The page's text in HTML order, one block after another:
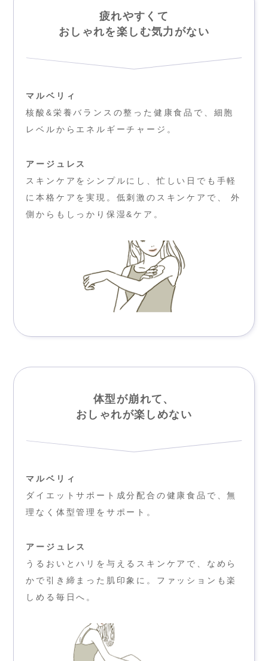
疲れやすくて
おしゃれを楽しむ気力がない
マルベリィ
核酸&栄養バランスの整った健康食品で、細胞
レベルからエネルギーチャージ。
アージュレス
スキンケアをシンプルにし、忙しい日でも手軽
に本格ケアを実現。低刺激のスキンケアで、 外
側からもしっかり保湿&ケア。
体型が崩れて、
おしゃれが楽しめない
マルベリィ
ダイエットサポート成分配合の健康食品で、無
理なく体型管理をサポート。
アージュレス
うるおいとハリを与えるスキンケアで、なめら
かで引き締まった肌印象に。ファッションも楽
しめる毎日へ。